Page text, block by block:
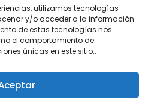
utilizamos tecnologías
y/o acceder a la información
de estas tecnologías nos
el comportamiento de
únicas en este sitio..
ciclo?. Se espera que
inicie en junio, como
actualizado. Serán
Ya recibieron pagos
y focalizados
su ficha del